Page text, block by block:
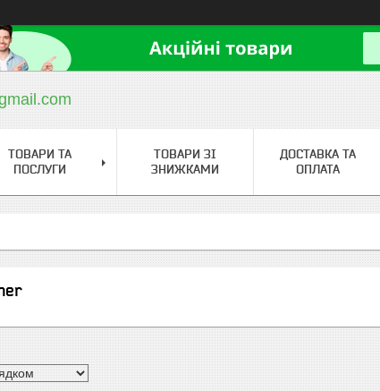
ТОВАРИ ТА
ПОСЛУГИ
ТОВАРИ ЗІ
ЗНИЖКАМИ
ДОСТАВКА ТА
ОПЛАТА